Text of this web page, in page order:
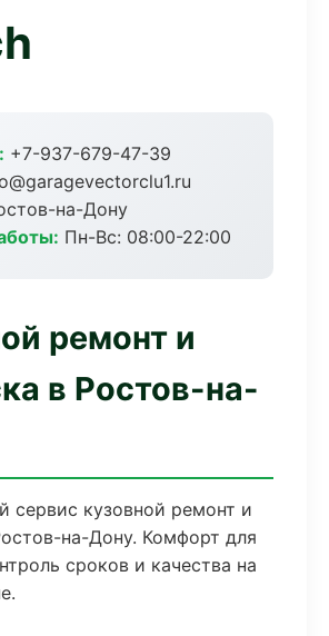
+7-937-679-47-39
на-Дону
Пн-Вс: 08:00-22:00
ремонт и
в Ростов-на-
сервис кузовной ремонт и
на-Дону. Комфорт для
сроков и качества на